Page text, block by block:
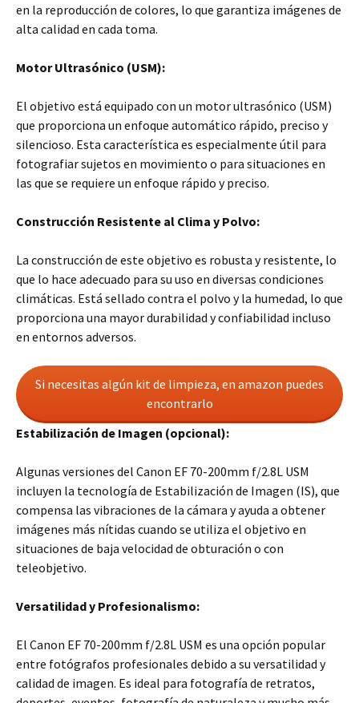
en la reproducción de colores, lo que garantiza imágenes de
alta calidad en cada toma.
Motor Ultrasónico (USM):
El objetivo está equipado con un motor ultrasónico (USM)
que proporciona un enfoque automático rápido, preciso y
silencioso. Esta característica es especialmente útil para
fotografiar sujetos en movimiento o para situaciones en
las que se requiere un enfoque rápido y preciso.
Construcción Resistente al Clima y Polvo:
La construcción de este objetivo es robusta y resistente, lo
que lo hace adecuado para su uso en diversas condiciones
climáticas. Está sellado contra el polvo y la humedad, lo que
proporciona una mayor durabilidad y confiabilidad incluso
en entornos adversos.
Si necesitas algún kit de limpieza, en amazon puedes
encontrarlo
Estabilización de Imagen (opcional):
Algunas versiones del Canon EF 70-200mm f/2.8L USM
incluyen la tecnología de Estabilización de Imagen (IS), que
compensa las vibraciones de la cámara y ayuda a obtener
imágenes más nítidas cuando se utiliza el objetivo en
situaciones de baja velocidad de obturación o con
teleobjetivo.
Versatilidad y Profesionalismo:
El Canon EF 70-200mm f/2.8L USM es una opción popular
entre fotógrafos profesionales debido a su versatilidad y
calidad de imagen. Es ideal para fotografía de retratos,